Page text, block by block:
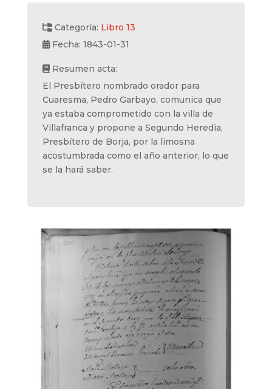
Categoría: Libro 13
Fecha: 1843-01-31
Resumen acta:
El Presbítero nombrado orador para
Cuaresma, Pedro Garbayo, comunica que
ya estaba comprometido con la villa de
Villafranca y propone a Segundo Heredia,
Presbítero de Borja, por la limosna
acostumbrada como el año anterior, lo que
se la hará saber.